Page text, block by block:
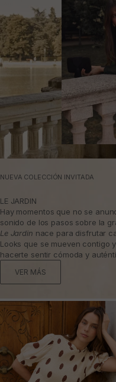
NUEVA COLECCIÓN INVITADA
LE JARDIN
Hay momentos que no se
sonido de los pasos sobre la
Le Jardin nace para disfrutar
Looks que se mueven contigo
hacerte sentir cómoda y
VER MÁS